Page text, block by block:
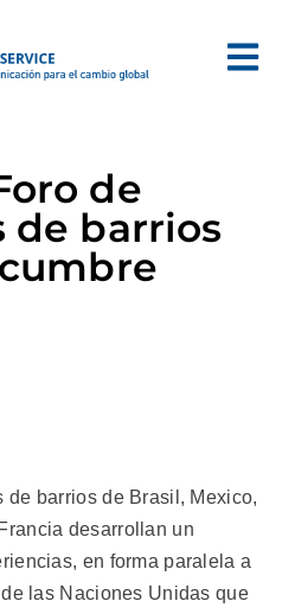
de
de barrios
de barrios de Brasil, Mexico,
desarrollan un
en forma paralela a
las Naciones Unidas que